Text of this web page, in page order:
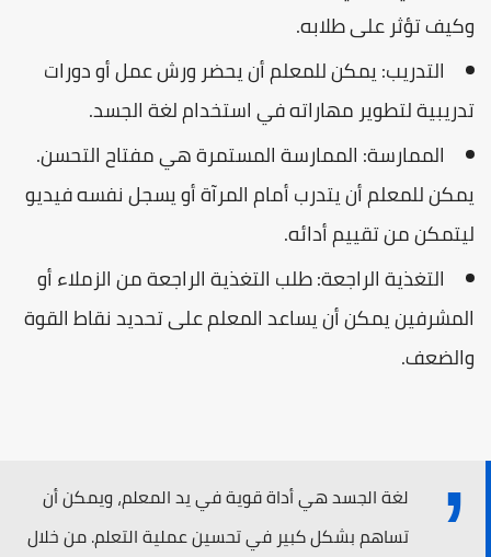
وكيف تؤثر على طلابه.
التدريب: يمكن للمعلم أن يحضر ورش عمل أو دورات
تدريبية لتطوير مهاراته في استخدام لغة الجسد.
الممارسة: الممارسة المستمرة هي مفتاح التحسن.
يمكن للمعلم أن يتدرب أمام المرآة أو يسجل نفسه فيديو
ليتمكن من تقييم أدائه.
التغذية الراجعة: طلب التغذية الراجعة من الزملاء أو
المشرفين يمكن أن يساعد المعلم على تحديد نقاط القوة
والضعف.
لغة الجسد هي أداة قوية في يد المعلم، ويمكن أن
تساهم بشكل كبير في تحسين عملية التعلم. من خلال